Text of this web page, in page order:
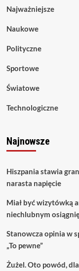
Najważniejsze
Naukowe
Polityczne
Sportowe
Światowe
Technologiczne
Najnowsze
Hiszpania stawia
narasta napięcie
Miał być wizytówką
niechlubnym
Stanowcza opinia w
„To pewne”
Żużel. Oto powód,